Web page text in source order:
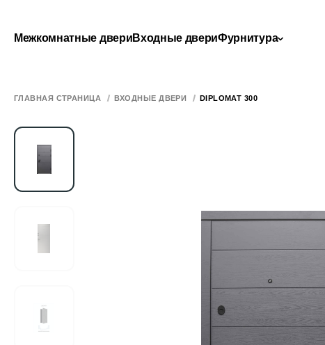
Межкомнатные двериВходные двериФурнитура
ГЛАВНАЯ СТРАНИЦА ВХОДНЫЕ ДВЕРИ DIPLOMAT 300